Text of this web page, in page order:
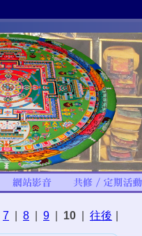
7 8 9 10 往後